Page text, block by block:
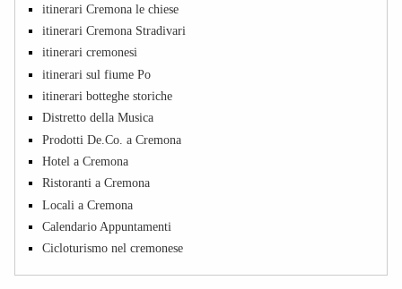
itinerari Cremona le chiese
itinerari Cremona Stradivari
itinerari cremonesi
itinerari sul fiume Po
itinerari botteghe storiche
Distretto della Musica
Prodotti De.Co. a Cremona
Hotel a Cremona
Ristoranti a Cremona
Locali a Cremona
Calendario Appuntamenti
Cicloturismo nel cremonese